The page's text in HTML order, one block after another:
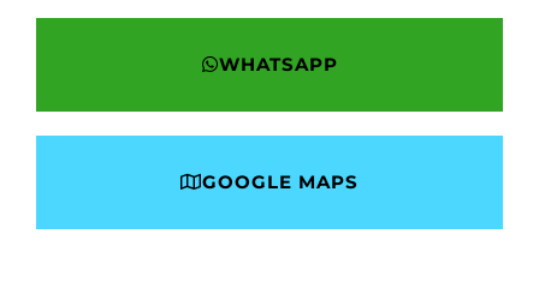
WHATSAPP
GOOGLE MAPS